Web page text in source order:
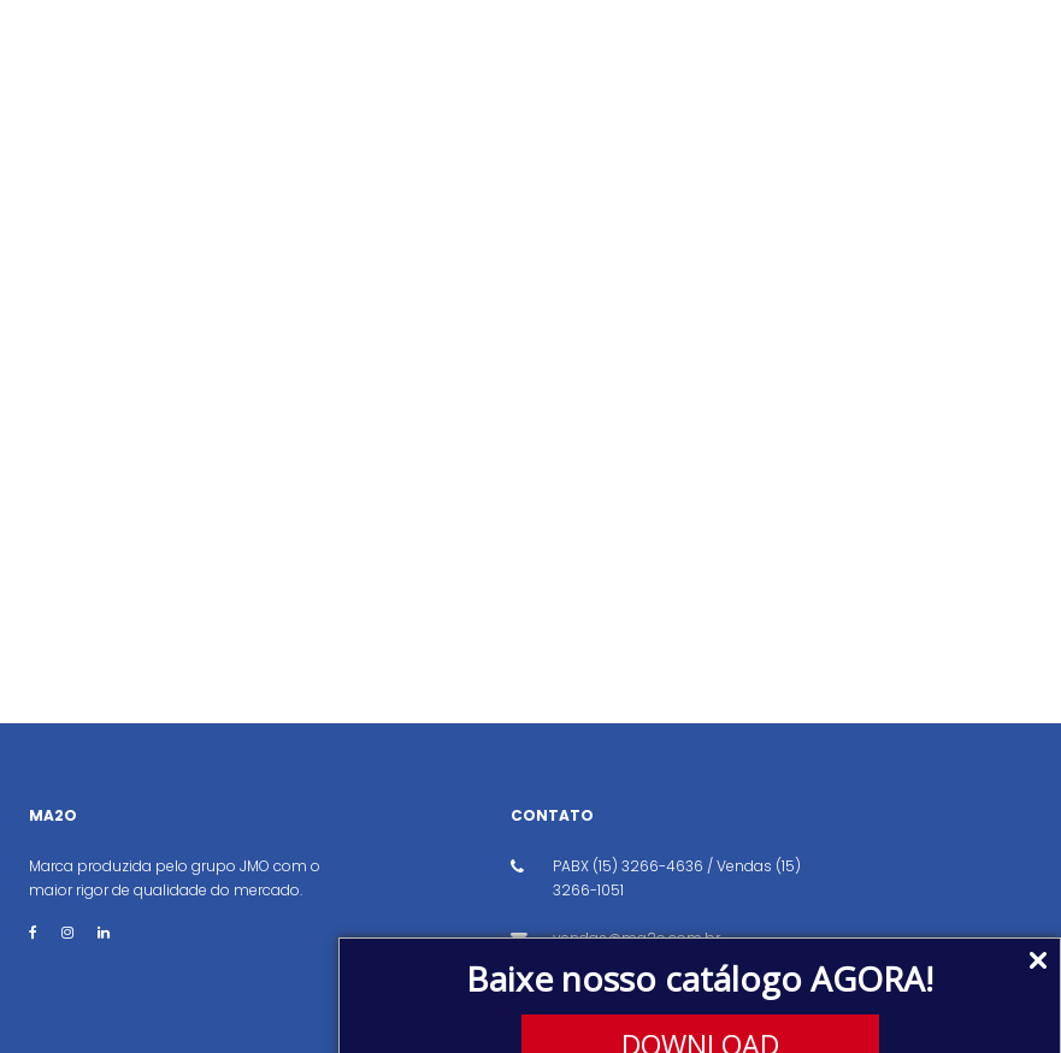
Baixe nosso catálogo AGORA!
DOWNLOAD
MA2O
Marca produzida pelo grupo JMO com o
maior rigor de qualidade do mercado.
CONTATO
PABX (15) 3266-4636 / Vendas (15)
3266-1051
vendas@ma2o.com.br
Avenida dos Eucaliptos, 151, Distrito
Industrial, Iperó/SP CEP: 18560-000